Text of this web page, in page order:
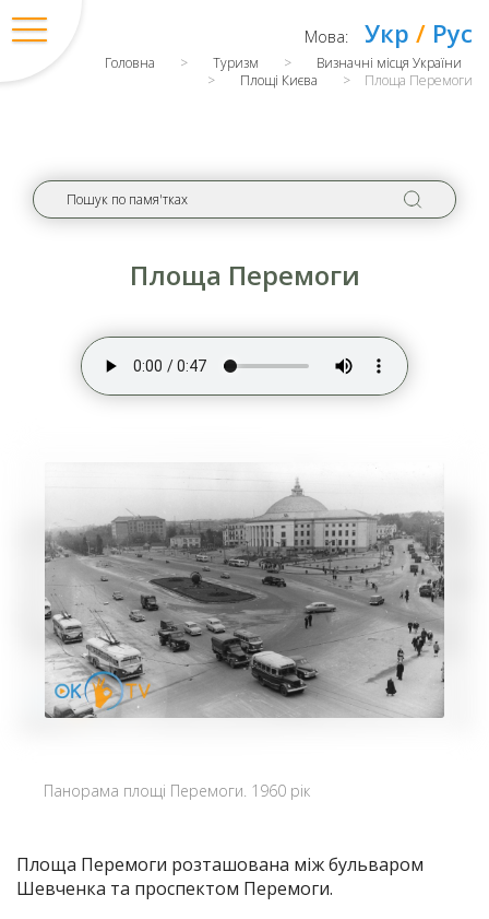
/Регістрація
Укр / Рус
Мова:
Головна > Туризм >
Визначні місця України
>
Площі Києва > Площа Перемоги
Площа Перемоги
Панорама площі Перемоги. 1960 рік
Площа Перемоги розташована між бульваром
Шевченка та проспектом Перемоги.